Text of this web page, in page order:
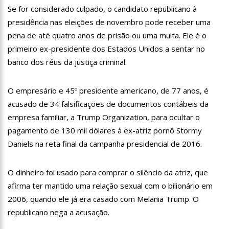
12:06 “Me sentia diminuído por ser conhecido como o gay do JN”,
diz Matheus Ribeiro
Negociação de paz fracassa no Sudão e rivais voltam a se
enfrentar
12:24 Prefeitura de Manaus divulga resultado preliminar do
Programa Bolsa Idiomas 2023
12:15
Produtor de Lana Del Rey será investigado por crime de
xenofobia após xingar Brasil
12:09
Noivado de Luan Santana terminou após cantor se
reaproximar da ex, Jade Magalhães
12:01 Última Chamada: Convocação da lista de espera do Fies
11:53
Prefeitura de Manaus abre inscrições gratuitas para
treinamento sobre marketing digital
10:01
Junho violeta – Caimi realiza grande caminhada para
combater a violência contra o idoso
13:11 Sine Manaus oferta 284 vagas de emprego nesta quinta-
Se for considerado culpado, o candidato republicano à
presidência nas eleições de novembro pode receber uma
pena de até quatro anos de prisão ou uma multa. Ele é o
primeiro ex-presidente dos Estados Unidos a sentar no
banco dos réus da justiça criminal.
O empresário e 45º presidente americano, de 77 anos, é
acusado de 34 falsificações de documentos contábeis da
empresa familiar, a Trump Organization, para ocultar o
pagamento de 130 mil dólares à ex-atriz pornô Stormy
Daniels na reta final da campanha presidencial de 2016.
O dinheiro foi usado para comprar o silêncio da atriz, que
afirma ter mantido uma relação sexual com o bilionário em
2006, quando ele já era casado com Melania Trump. O
republicano nega a acusação.